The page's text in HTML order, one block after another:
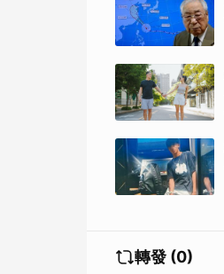
轉發 (0)